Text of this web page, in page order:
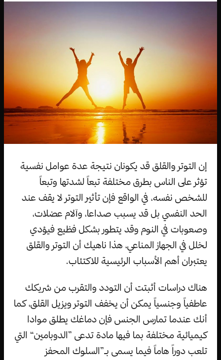
إن التوتر والقلق قد يكونان نتيجة عدة عوامل نفسية
تؤثر على الناس بطرق مختلفة تبعاً لشدتها وتبعاً
للشخص نفسه، في الواقع فإن تأثير التوتر لا يقف عند
الحد النفسي بل قد يسبب صداعا، وآلام عضلات،
وصعوبات في النوم وقد يتطور بشكل فظيع فيؤدي
لخلل في الجهاز المناعي، هذا ناهيك أن التوتر والقلق
يعتبران أهم الأسباب الرئيسية للاكتئاب.
هناك دراسات أثبتت أن التودد والتقرب من شريكك
عاطفياً وجنسياً يمكن أن يخفف التوتر ويزيل القلق، كما
أنك عندما تمارس الجنس فإن دماغك يطلق موادا
كيميائية مختلفة بما فيها مادة تدعى ”الدوبامين“ التي
تلعب دوراً هاماً فيما يسمى بـ”السلوك المحفز